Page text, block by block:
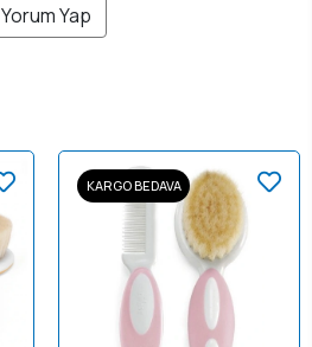
Yorum Yap
KARGO BEDAVA